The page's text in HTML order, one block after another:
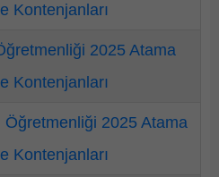
Kontenjanları
2025 Atama
Kontenjanları
Öğretmenliği 2025 Atama
Kontenjanları